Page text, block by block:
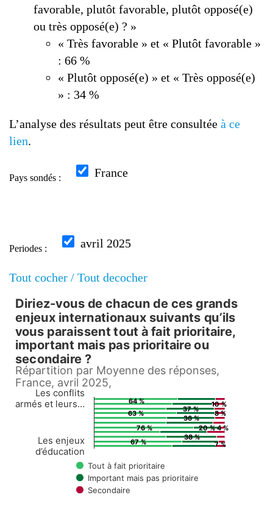
favorable, plutôt favorable, plutôt opposé(e)
ou très opposé(e) ? »
« Très favorable » et « Plutôt favorable »
: 66 %
« Plutôt opposé(e) » et « Très opposé(e)
» : 34 %
L’analyse des résultats peut être consultée à ce
lien.
Pays sondés : France
Periodes : avril 2025
Tout cocher / Tout decocher
Diriez-vous de chacun de
Bar chart with 3 data series.
Répartition par Moyenne des réponses, France, avril
View as data table, Diriez-vous de chacun de ces grands enjeux
The chart has 1 X axis displaying Countries.
The chart has 1 Y axis displaying values. Data
Diriez-vous de chacun de ces grands
enjeux internationaux suivants qu’ils
vous paraissent tout à fait prioritaire,
important mais pas prioritaire ou
secondaire ?
Répartition par Moyenne des réponses,
France, avril 2025,
10 %
8 %
4 %
7 %
37 %
36 %
20 %
38 %
64 %
63 %
76 %
67 %
Tout à fait prioritaire
Important mais pas prioritaire
Secondaire
Les conflits
armés et leurs…
Les enjeux
d’éducation